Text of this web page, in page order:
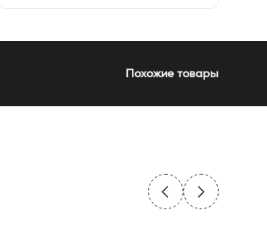
Похожие товары